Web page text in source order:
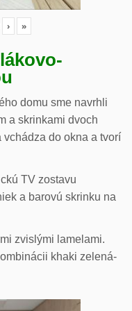
› »
domu sme navrhli
a skrinkami dvoch
do okna a tvorí
TV zostavu
a barovú skrinku na
zvislými lamelami.
khaki zelená-